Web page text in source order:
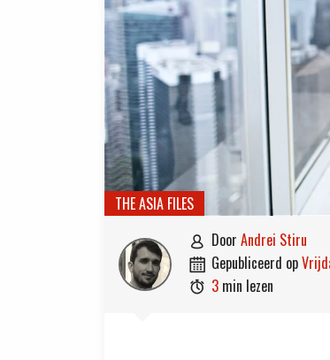
THE ASIA FILES
 door Andrei Stiru
 gepubliceerd op
 3 min lezen